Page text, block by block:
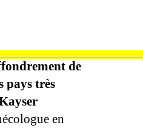
de
pays très
en